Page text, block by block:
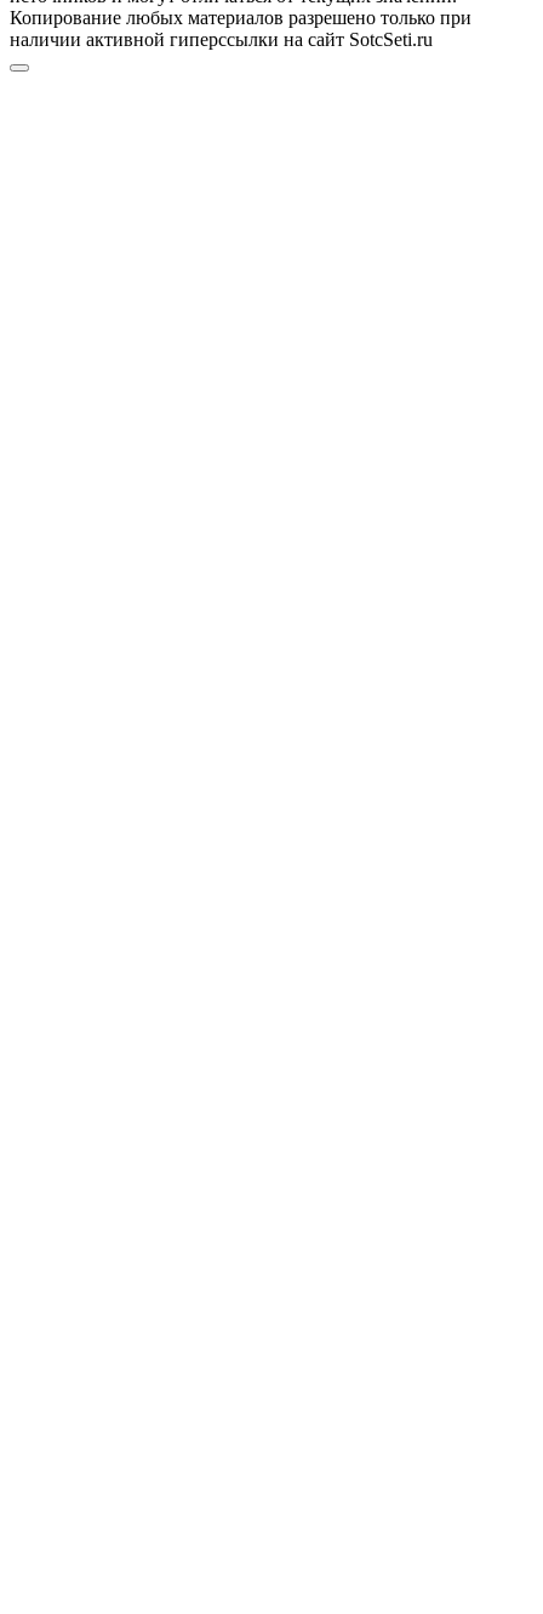
Копирование любых материалов разрешено только при
наличии активной гиперссылки на сайт SotcSeti.ru